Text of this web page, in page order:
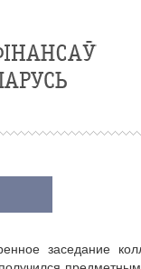
заседание